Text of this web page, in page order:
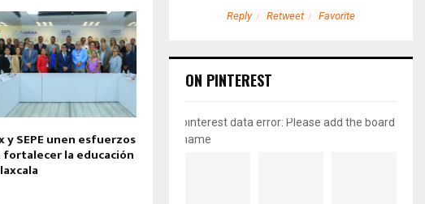
y SEPE unen esfuerzos
fortalecer la educación
Reply Retweet Favorite Reply Retweet Favorite
ON PINTEREST
pinterest data error: Please add the board
name